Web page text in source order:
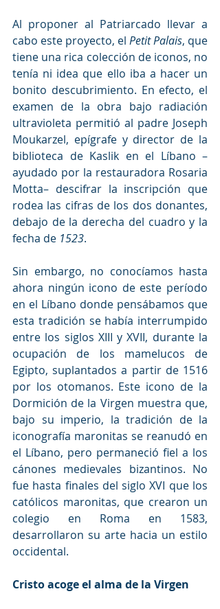
Al proponer al Patriarcado llevar a
cabo este proyecto, el Petit Palais, que
tiene una rica colección de iconos, no
tenía ni idea que ello iba a hacer un
bonito descubrimiento. En efecto, el
examen de la obra bajo radiación
ultravioleta permitió al padre Joseph
Moukarzel, epígrafe y director de la
biblioteca de Kaslik en el Líbano –
ayudado por la restauradora Rosaria
Motta– descifrar la inscripción que
rodea las cifras de los dos donantes,
debajo de la derecha del cuadro y la
fecha de 1523.
Sin embargo, no conocíamos hasta
ahora ningún icono de este período
en el Líbano donde pensábamos que
esta tradición se había interrumpido
entre los siglos XIII y XVII, durante la
ocupación de los mamelucos de
Egipto, suplantados a partir de 1516
por los otomanos. Este icono de la
Dormición de la Virgen muestra que,
bajo su imperio, la tradición de la
iconografía maronitas se reanudó en
el Líbano, pero permaneció fiel a los
cánones medievales bizantinos. No
fue hasta finales del siglo XVI que los
católicos maronitas, que crearon un
colegio en Roma en 1583,
desarrollaron su arte hacia un estilo
occidental.
Cristo acoge el alma de la Virgen